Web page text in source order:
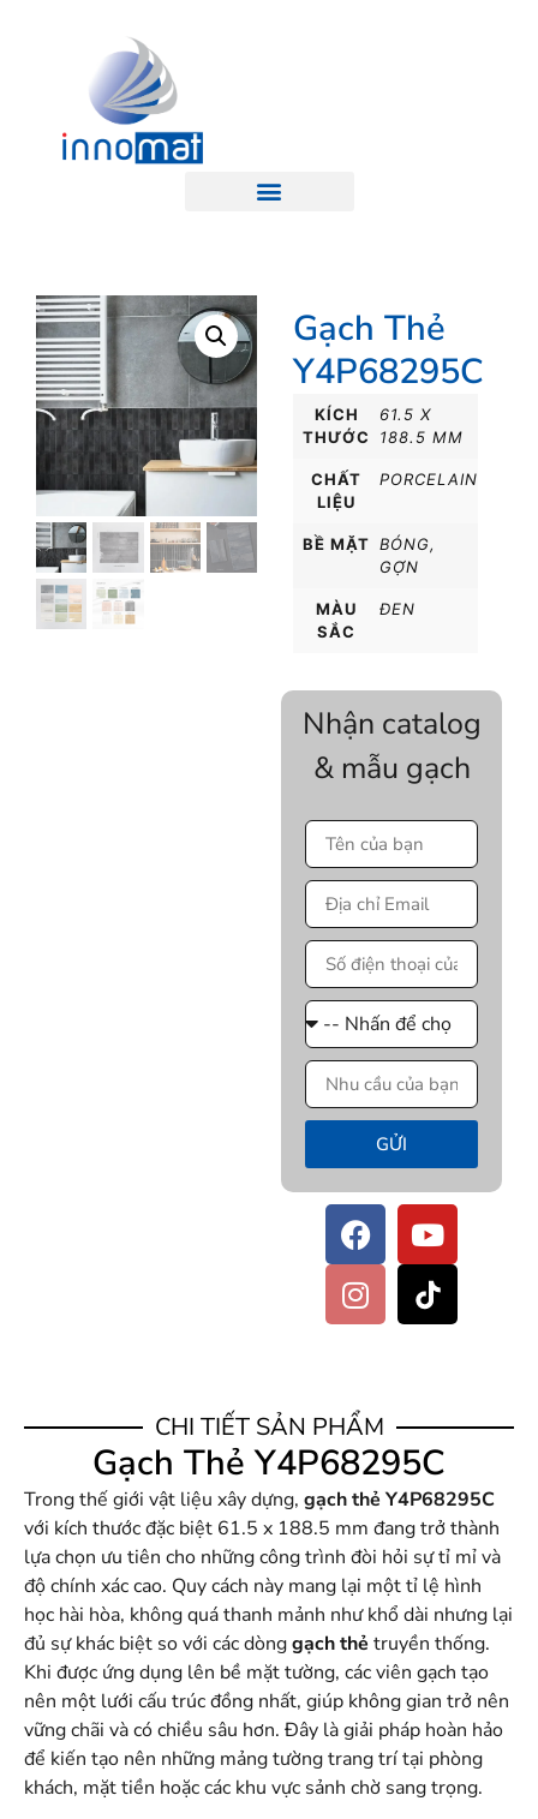
Gạch Thẻ
Y4P68295C
KÍCH
THƯỚC
61.5 X
188.5 MM
CHẤT
LIỆU
PORCELAIN
BỀ MẶT BÓNG,
GỢN
MÀU
SẮC
ĐEN
Nhận catalog
& mẫu gạch
GỬI
CHI TIẾT SẢN PHẨM
Gạch Thẻ Y4P68295C
Trong thế giới vật liệu xây dựng, gạch thẻ Y4P68295C
với kích thước đặc biệt 61.5 x 188.5 mm đang trở thành
lựa chọn ưu tiên cho những công trình đòi hỏi sự tỉ mỉ và
độ chính xác cao. Quy cách này mang lại một tỉ lệ hình
học hài hòa, không quá thanh mảnh như khổ dài nhưng lại
đủ sự khác biệt so với các dònggạch thẻ truyền thống.
Khi được ứng dụng lên bề mặt tường, các viên gạch tạo
nên một lưới cấu trúc đồng nhất, giúp không gian trở nên
vững chãi và có chiều sâu hơn. Đây là giải pháp hoàn hảo
để kiến tạo nên những mảng tường trang trí tại phòng
khách, mặt tiền hoặc các khu vực sảnh chờ sang trọng.